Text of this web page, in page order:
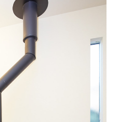
店舗紹介